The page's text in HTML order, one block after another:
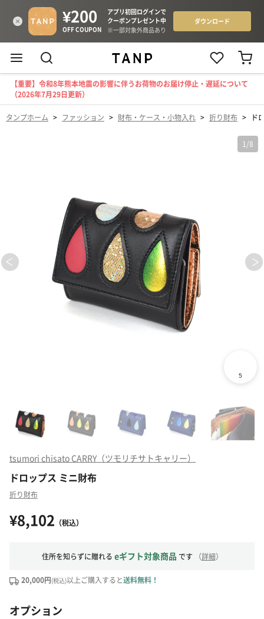
【重要】令和8年熊本地震の影響に伴うお荷物のお届け停止・遅延について
（2026年7月29日更新）
タンプホーム > ファッション > 財布・ケース・小物入れ > 折り財布 > ド
1 /8
tsumori chisato CARRY（ツモリチサトキャリー）
ドロップス ミニ財布
折り財布
¥8,102 （税込）
住所を知らずに贈れる eギフト対象商品 です （詳細）
20,000円(税込)以上ご購入すると送料無料！
オプション